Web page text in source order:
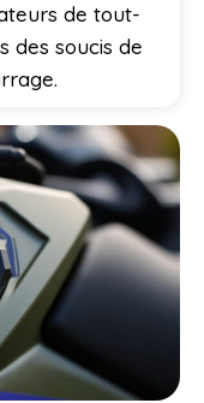
de tout-
des soucis de